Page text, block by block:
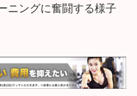
ニングに奮闘する様子